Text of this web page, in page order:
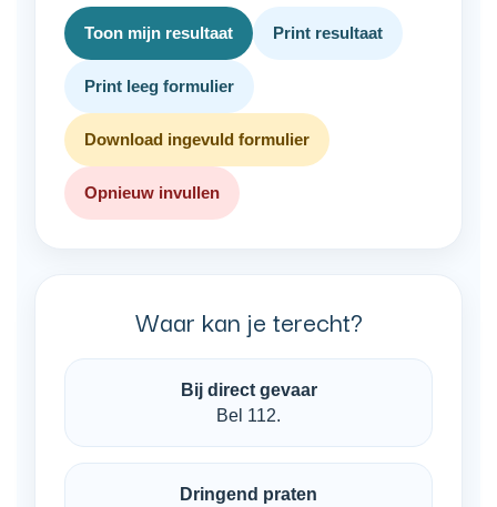
Toon mijn resultaat Print resultaat
Print leeg formulier
Download ingevuld formulier
Opnieuw invullen
Waar kan je terecht?
Bij direct gevaar
Bel 112.
Dringend praten